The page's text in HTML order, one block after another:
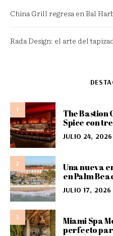
China Grill regresa en Bal
Rada Design: el arte del
1
The Bastion
Spice con
JULIO 24, 2026
2
Una nueva
en Palm
JULIO 17, 2026
3
Miami Spa
perfecto